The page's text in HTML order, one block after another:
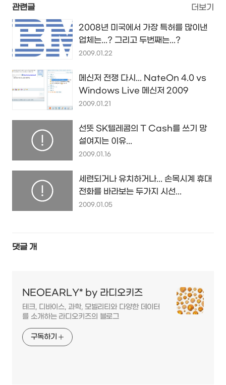
관련글 더보기
2008년 미국에서 가장 특허를 많이낸
업체는...? 그리고 두번째는...?
2009.01.22
메신저 전쟁 다시... NateOn 4.0 vs
Windows Live 메신저 2009
2009.01.21
선뜻 SK텔레콤의 T Cash를 쓰기 망
설여지는 이유...
2009.01.16
세련되거나 유치하거나... 손목시계 휴대
전화를 바라보는 두가지 시선...
2009.01.05
댓글 개
NEOEARLY* by 라디오키즈
테크, 디바이스, 과학, 모빌리티와 다양한 데이터
를 소개하는 라디오키즈의 블로그
구독하기